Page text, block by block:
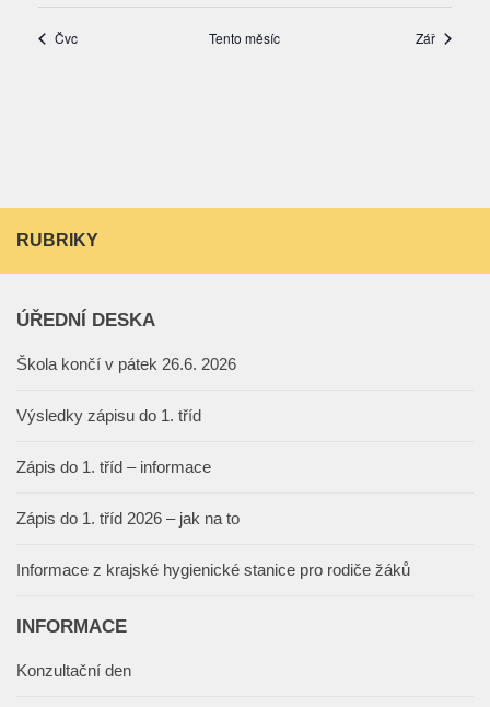
RUBRIKY
ÚŘEDNÍ DESKA
Škola končí v pátek 26.6. 2026
Výsledky zápisu do 1. tříd
Zápis do 1. tříd – informace
Zápis do 1. tříd 2026 – jak na to
Informace z krajské hygienické stanice pro rodiče žáků
INFORMACE
Konzultační den